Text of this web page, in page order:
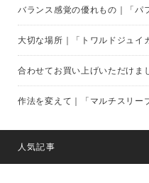
バランス感覚の優れもの｜「パ
大切な場所｜「トワルドジュイ
合わせてお買い上げいただけま
作法を変えて｜「マルチスリー
人気記事